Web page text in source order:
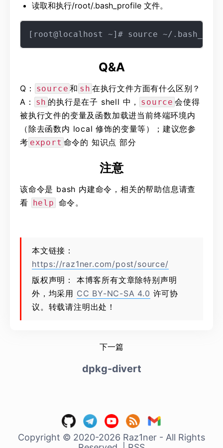
读取和执行/root/.bash_profile 文件。
Q&A
Q： source 和 sh 在执行文件方面有什么区别？
A：
sh 的执行是在子 shell 中， source 会使得
被执行文件的变量及函数加载进当前终端环境内
（除去函数内 local 修饰的变量等）；建议您参
考 export 命令的 知识点 部分
注意
该命令是 bash 内建命令，相关的帮助信息请查
看 help 命令。
本文链接：
https://raz1ner.com/post/source/
版权声明： 本博客所有文章除特别声明
外，均采用 CC BY-NC-SA 4.0 许可协
议。转载请注明出处！
下一篇
dpkg-divert
Copyright © 2020-2026 Raz1ner - All Rights